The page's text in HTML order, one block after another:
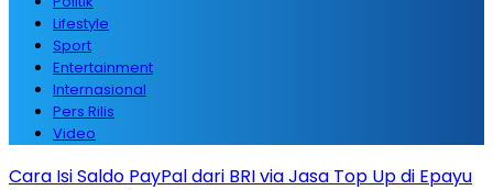
Lifestyle
Sport
Entertainment
Internasional
Pers Rilis
Video
Cara Isi Saldo PayPal dari BRI via Jasa Top Up di Epayu